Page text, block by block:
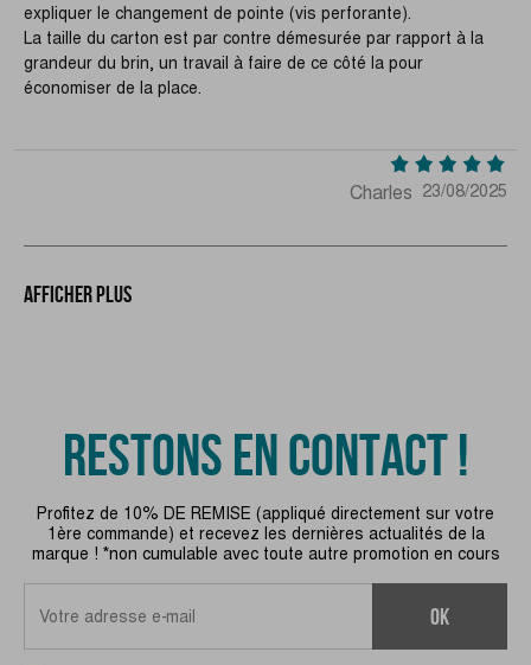
expliquer le changement de pointe (vis perforante).
La taille du carton est par contre démesurée par rapport à la
grandeur du brin, un travail à faire de ce côté la pour
économiser de la place.
Charles 23/08/2025
Afficher plus
RESTONS EN CONTACT !
Profitez de 10% DE REMISE (appliqué directement sur votre
1ère commande) et recevez les dernières actualités de la
marque ! *non cumulable avec toute autre promotion en cours
ok